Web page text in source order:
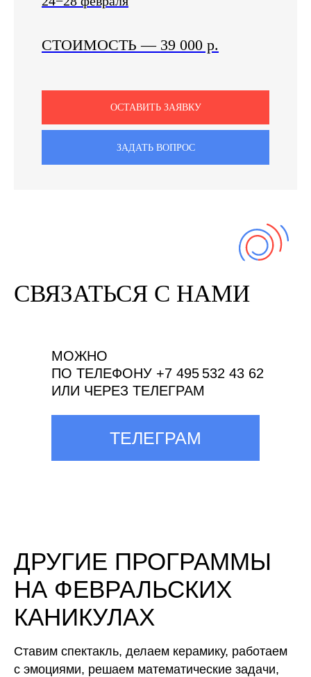
СТОИМОСТЬ — 39 000 р.
ОСТАВИТЬ ЗАЯВКУ
ЗАДАТЬ ВОПРОС
СВЯЗАТЬСЯ С НАМИ
МОЖНО
ПО ТЕЛЕФОНУ +7 495 532 43 62
ИЛИ ЧЕРЕЗ ТЕЛЕГРАМ
ТЕЛЕГРАМ
ДРУГИЕ ПРОГРАММЫ
НА ФЕВРАЛЬСКИХ
КАНИКУЛАХ
Ставим спектакль, делаем керамику, работаем
с эмоциями, решаем математические задачи,